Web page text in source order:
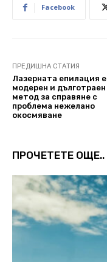
Facebook
ПРЕДИШНА СТАТИЯ
Лазерната епилация е
модерен и дълготраен
метод за справяне с
проблема нежелано
окосмяване
ПРОЧЕТЕТЕ ОЩЕ..